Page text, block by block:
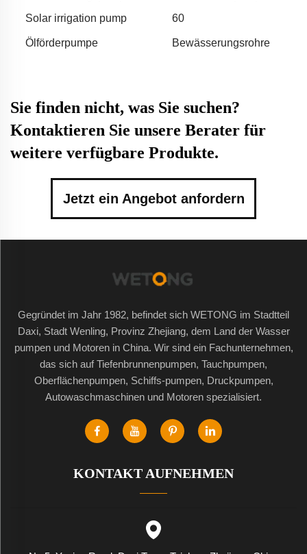
Solar irrigation pump 60
Ölförderpumpe Bewässerungsrohre
Sie finden nicht, was Sie suchen?
Kontaktieren Sie unsere Berater für
weitere verfügbare Produkte.
Jetzt ein Angebot anfordern
Gegründet im Jahr 1982, befindet sich WETONG im Stadtteil
Daxi, Stadt Wenling, Provinz Zhejiang, dem Land der Wasser
pumpen und Motoren in China. Wir sind ein Fachunternehmen,
das sich auf Tiefenbrunnenpumpen, Tauchpumpen,
Oberflächenpumpen, Schiffs-pumpen, Druckpumpen,
Autowaschmaschinen und Motoren spezialisiert.
KONTAKT AUFNEHMEN